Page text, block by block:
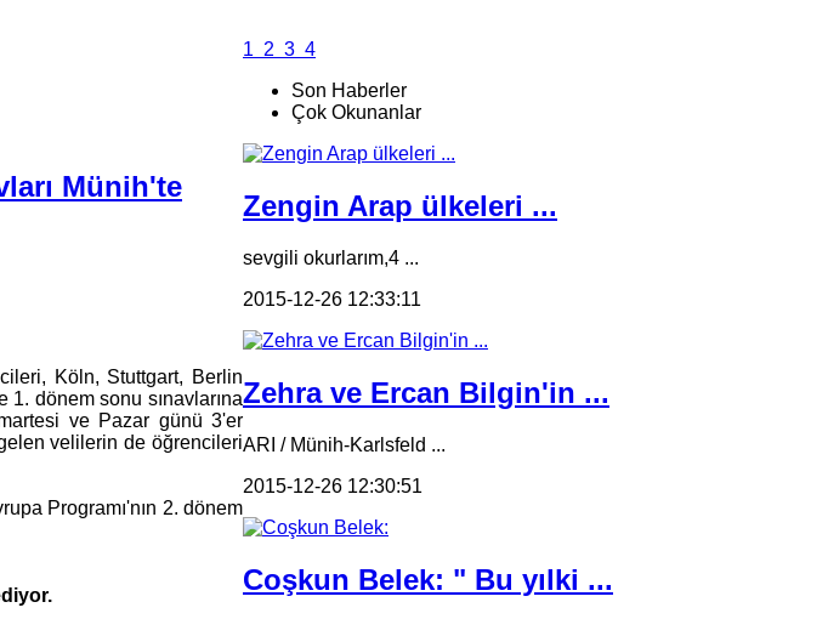
Münih'te
Köln, Stuttgart, Berlin
dönem sonu sınavlarına
ve Pazar günü 3'er
velilerin de öğrencileri
Programı'nın 2. dönem
1 2 3 4
Son Haberler
Çok Okunanlar
Zengin Arap ülkeleri ...
sevgili okurlarım,4 ...
2015-12-26 12:33:11
Zehra ve Ercan Bilgin'in ...
ARI / Münih-Karlsfeld ...
2015-12-26 12:30:51
Coşkun Belek: " Bu yılki ...